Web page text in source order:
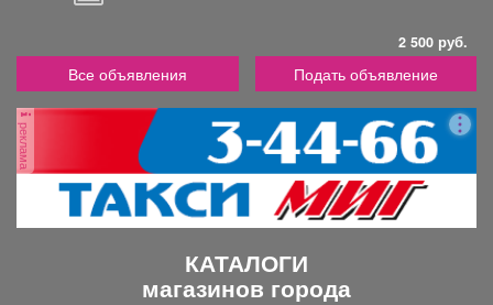
2 500 руб.
Все объявления Подать объявление
реклама
КАТАЛОГИ
магазинов города